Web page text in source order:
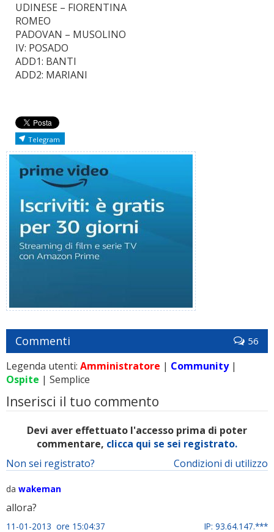
UDINESE – FIORENTINA
ROMEO
PADOVAN – MUSOLINO
IV: POSADO
ADD1: BANTI
ADD2: MARIANI
Telegram
Commenti 56
Legenda utenti: Amministratore | Community|
Ospite | Semplice
Inserisci il tuo commento
Devi aver effettuato l'accesso prima di poter
commentare, clicca qui se sei registrato.
Condizioni di utilizzo
Non sei registrato?
da wakeman
allora?
11-01-2013 ore 15:04:37 IP: 93.64.147.***